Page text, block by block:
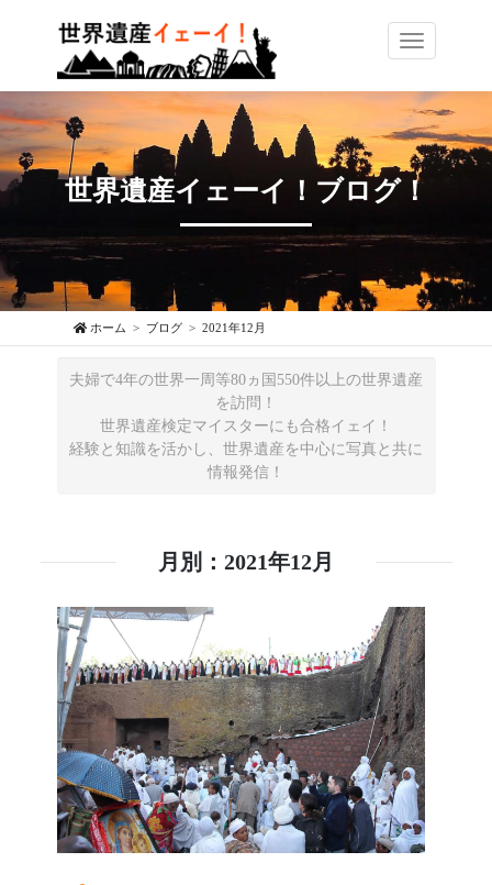
Toggle
世界遺産イェーイ！ブログ！
ホーム ブログ 2021年12月
夫婦で4年の世界一周等80ヵ国550件以上の世界遺産
を訪問！
世界遺産検定マイスターにも合格イェイ！
経験と知識を活かし、世界遺産を中心に写真と共に
情報発信！
月別：2021年12月